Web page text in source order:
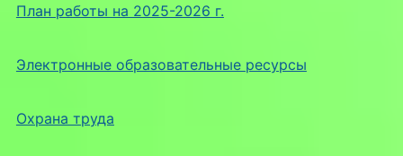
План работы на 2025-2026 г.
Электронные образовательные ресурсы
Охрана труда